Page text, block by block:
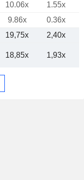
10.06x
1.55x
9.86x
0.36x
19,75x
2,40x
18,85x 1,93x